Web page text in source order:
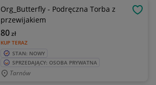
Org_Butterfly - Podręczna Torba z
przewijakiem
KUP TERAZ
80zł
STAN: NOWY
SPRZEDAJĄCY: OSOBA PRYWATNA
Tarnów